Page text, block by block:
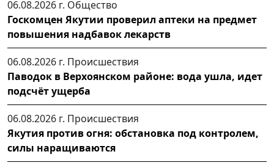
06.08.2026 г. Общество
Госкомцен Якутии проверил аптеки на предмет
повышения надбавок лекарств
06.08.2026 г. Происшествия
Паводок в Верхоянском районе: вода ушла, идет
подсчёт ущерба
06.08.2026 г. Происшествия
Якутия против огня: обстановка под контролем,
силы наращиваются